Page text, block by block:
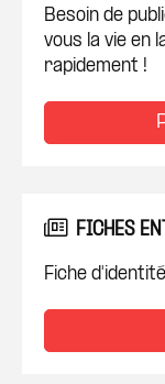
Besoin de
vous la vie en
rapidement !
FICHES
Fiche